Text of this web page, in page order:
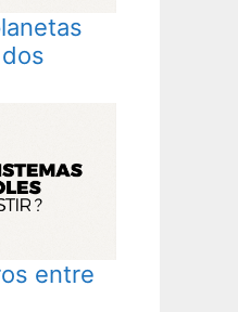
entre